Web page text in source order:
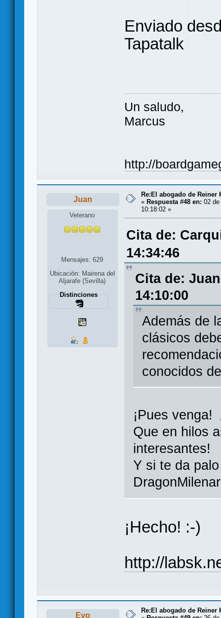
Enviado
Tapatalk
Un saludo,
Marcus
http://
Juan
Veterano
Mensajes: 629
Ubicación: Mairena del
Aljarafe (Sevilla)
Distinciones
Re:El abogado de Reiner
« Respuesta #48 en: 02
10:18:02 »
Cita de:
14:34:46
Cita de:
14:10:00
Además de
clásicos
conocidos
¡Pues venga!
Que en hilos
interesantes!
Y si te da
¡Hecho! :-)
http://
Evo
Re:El abogado de Reiner